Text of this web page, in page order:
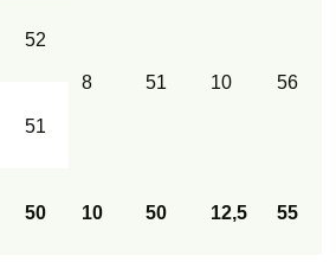
52
8 51 10 56
51
50 10 50 12,5 55